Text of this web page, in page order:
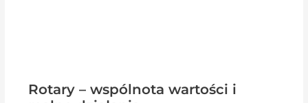
Rotary – wspólnota wartości i